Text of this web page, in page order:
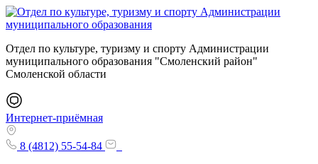
Отдел по культуре, туризму и спорту Администрации
муниципального образования "Смоленский район"
Смоленской области
Интернет-приёмная
8 (4812) 55-54-84